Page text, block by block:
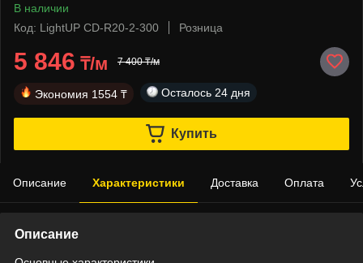
В наличии
Код: LightUP CD-R20-2-300
Розница
5 846 ₸/м 7 400 ₸/м
Экономия 1554 ₸ Осталось 24 дня
Купить
Описание Характеристики Доставка Оплата
Описание